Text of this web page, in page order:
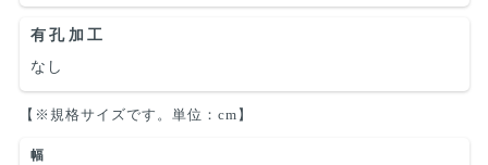
有孔加工
なし
【※規格サイズです。単位：cm】
幅